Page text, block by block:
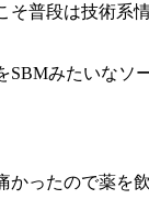
普段は技術系
SBMみたいな
ったので薬を